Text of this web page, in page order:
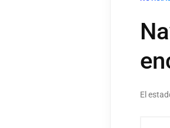
El